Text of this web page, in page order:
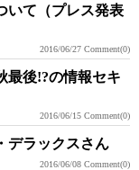
いて（プレス発表
2016/06/27 Comment(0)
最後!?の情報セキ
2016/06/15 Comment(0)
デラックスさん
2016/06/08 Comment(0)